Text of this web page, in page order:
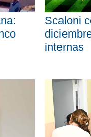
Scaloni
internas